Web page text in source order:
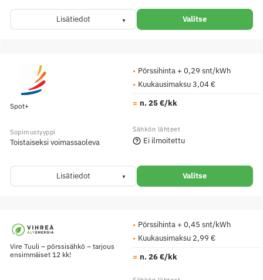
Lisätiedot Valitse
Spot+
Pörssihinta + 0,29 snt/kWh
Kuukausimaksu 3,04 €
n. 25 €/kk
Toistaiseksi voimassaoleva Ei ilmoitettu
Lisätiedot Valitse
Vire Tuuli – pörssisähkö – tarjous
ensimmäiset 12 kk!
Pörssihinta + 0,45 snt/kWh
Kuukausimaksu 2,99 €
n. 26 €/kk